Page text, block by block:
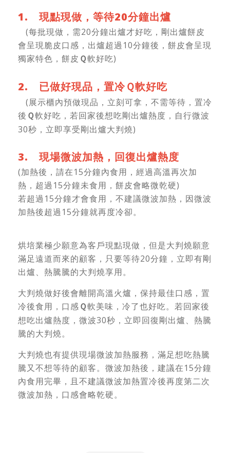
1. 現點現做，等待20分鐘出爐
(每批現做，需20分鐘出爐才好吃，剛出爐餅皮
會呈現脆皮口感，出爐超過10分鐘後，餅皮會呈現
獨家特色，餅皮 Ｑ軟好吃)
2. 已做好現品，置冷Ｑ軟好吃
(展示櫃內預做現品，立刻可拿，不需等待，置冷
後 Ｑ軟好吃，若回家後想吃剛出爐熱度，自行微波
30秒，立即享受剛出爐大判燒)
3. 現場微波加熱，回復出爐熱度
(加熱後，請在15分鐘內食用，經過高溫再次加
熱，超過15分鐘未食用，餅皮會略微乾硬)
若超過15分鐘才會食用，不建議微波加熱，因微波
加熱後超過15分鐘就再度冷卻。
烘培業極少願意為客戶現點現做，但是大判燒願意
滿足遠道而來的顧客，只要等待20分鐘，立即有剛
出爐、熱騰騰的大判燒享用。
大判燒做好後會離開高溫火爐，保持最佳口感，置
冷後食用，口感 Ｑ軟美味，冷了也好吃。若回家後
想吃出爐熱度，微波30秒，立即回復剛出爐、熱騰
騰的大判燒。
大判燒也有提供現場微波加熱服務，滿足想吃熱騰
騰又不想等待的顧客。微波加熱後，建議在15分鐘
內食用完畢，且不建議微波加熱置冷後再度第二次
微波加熱，口感會略乾硬。